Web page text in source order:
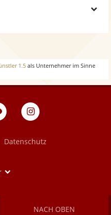
1.5 als Unternehmer im Sinne
Blog
eventpeppers
Datenschutz
NACH OBEN